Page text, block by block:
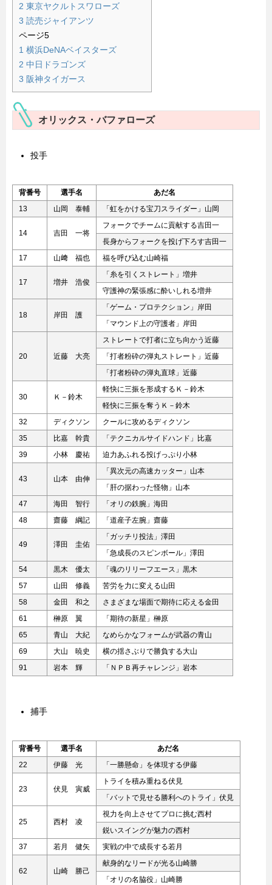
2 東京ヤクルトスワローズ
3 読売ジャイアンツ
ページ5
1 横浜DeNAベイスターズ
2 中日ドラゴンズ
3 阪神タイガース
オリックス・バファローズ
投手
背番号 選手名
あだ名
13
山岡 泰輔 「虹をかける宝刀スライダー」山岡
14 吉田 一将
フォークでチームに貢献する吉田一
長身からフォークを投げ下ろす吉田一
17
山﨑 福也 福を呼び込む山崎福
17 増井 浩俊
「糸を引くストレート」増井
守護神の緊張感に酔いしれる増井
18 岸田 護
「ゲーム・プロテクション」岸田
「マウンド上の守護者」岸田
20 近藤 大亮
ストレートで打者に立ち向かう近藤
「打者粉砕の弾丸ストレート」近藤
「打者粉砕の弾丸直球」近藤
30 Ｋ－鈴木
軽快に三振を形成するＫ－鈴木
軽快に三振を奪うＫ－鈴木
32
ディクソン
クールに攻めるディクソン
35
比嘉 幹貴
「テクニカルサイドハンド」比嘉
39
小林 慶祐 迫力あふれる投げっぷり小林
43 山本 由伸
「異次元の高速カッター」山本
「肝の据わった怪物」山本
47
海田 智行
「オリの鉄腕」海田
48
齋藤 綱記 「道産子左腕」齋藤
49 澤田 圭佑
「ガッチリ投法」澤田
「急成長のスピンボール」澤田
54
黒木 優太
「魂のリリーフエース」黒木
57
山田 修義
苦労を力に変える山田
58
金田 和之
さまざまな場面で期待に応える金田
61
榊原 翼
「期待の新星」榊原
65
青山 大紀
なめらかなフォームが武器の青山
69
大山 暁史
横の揺さぶりで勝負する大山
91
岩本 輝 「ＮＰＢ再チャレンジ」岩本
捕手
背番号 選手名
あだ名
22
伊藤 光 「一勝懸命」を体現する伊藤
23 伏見 寅威
トライを積み重ねる伏見
「バットで見せる勝利へのトライ」伏見
25 西村 凌
視力を向上させてプロに挑む西村
鋭いスイングが魅力の西村
37
若月 健矢 実戦の中で成長する若月
62 山崎 勝己
献身的なリードが光る山崎勝
「オリの名脇役」山崎勝